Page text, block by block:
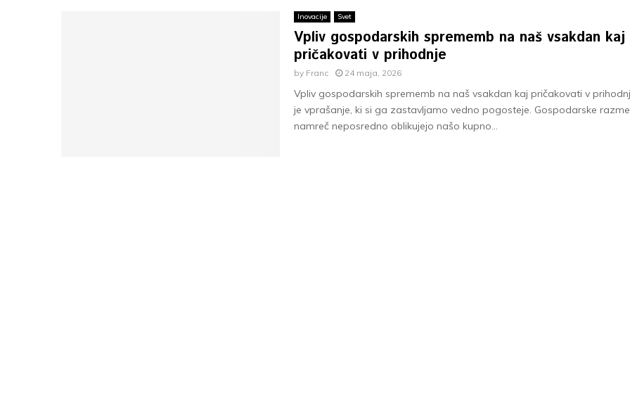
Inovacije Svet
Vpliv gospodarskih sprememb na naš vsakdan kaj
pričakovati v prihodnje
by Franc 24 maja, 2026
Vpliv gospodarskih sprememb na naš vsakdan kaj pričakovati v
je vprašanje, ki si ga zastavljamo vedno pogosteje. Gospodarske
namreč neposredno oblikujejo našo kupno...